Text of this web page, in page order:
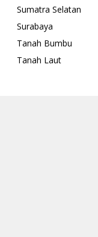
Sumatra Selatan
Surabaya
Tanah Bumbu
Tanah Laut